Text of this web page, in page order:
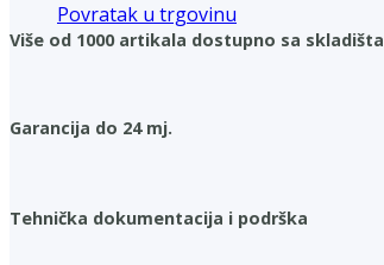
Povratak u trgovinu
Više od 1000 artikala dostupno sa skladišta
Garancija do 24 mj.
Tehnička dokumentacija i podrška